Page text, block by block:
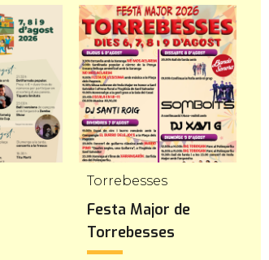
Torrebesses
Festa Major de
Torrebesses